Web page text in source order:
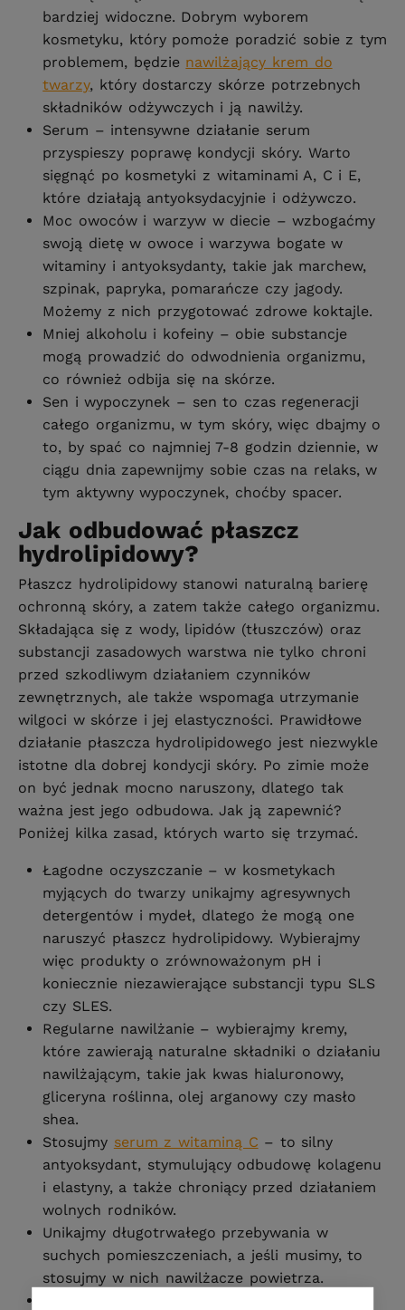
bardziej widoczne. Dobrym wyborem
kosmetyku, który pomoże poradzić sobie z tym
problemem, będzie nawilżający krem do
twarzy, który dostarczy skórze potrzebnych
składników odżywczych i ją nawilży.
Serum – intensywne działanie serum
przyspieszy poprawę kondycji skóry. Warto
sięgnąć po kosmetyki z witaminami A, C i E,
które działają antyoksydacyjnie i odżywczo.
Moc owoców i warzyw w diecie – wzbogaćmy
swoją dietę w owoce i warzywa bogate w
witaminy i antyoksydanty, takie jak marchew,
szpinak, papryka, pomarańcze czy jagody.
Możemy z nich przygotować zdrowe koktajle.
Mniej alkoholu i kofeiny – obie substancje
mogą prowadzić do odwodnienia organizmu,
co również odbija się na skórze.
Sen i wypoczynek – sen to czas regeneracji
całego organizmu, w tym skóry, więc dbajmy o
to, by spać co najmniej 7-8 godzin dziennie, w
ciągu dnia zapewnijmy sobie czas na relaks, w
tym aktywny wypoczynek, choćby spacer.
Jak odbudować płaszcz
hydrolipidowy?
Płaszcz hydrolipidowy stanowi naturalną barierę
ochronną skóry, a zatem także całego organizmu.
Składająca się z wody, lipidów (tłuszczów) oraz
substancji zasadowych warstwa nie tylko chroni
przed szkodliwym działaniem czynników
zewnętrznych, ale także wspomaga utrzymanie
wilgoci w skórze i jej elastyczności. Prawidłowe
działanie płaszcza hydrolipidowego jest niezwykle
istotne dla dobrej kondycji skóry. Po zimie może
on być jednak mocno naruszony, dlatego tak
ważna jest jego odbudowa. Jak ją zapewnić?
Poniżej kilka zasad, których warto się trzymać.
Łagodne oczyszczanie – w kosmetykach
myjących do twarzy unikajmy agresywnych
detergentów i mydeł, dlatego że mogą one
naruszyć płaszcz hydrolipidowy. Wybierajmy
więc produkty o zrównoważonym pH i
koniecznie niezawierające substancji typu SLS
czy SLES.
Regularne nawilżanie – wybierajmy kremy,
które zawierają naturalne składniki o działaniu
nawilżającym, takie jak kwas hialuronowy,
gliceryna roślinna, olej arganowy czy masło
shea.
Stosujmy serum z witaminą C – to silny
antyoksydant, stymulujący odbudowę kolagenu
i elastyny, a także chroniący przed działaniem
wolnych rodników.
Unikajmy długotrwałego przebywania w
suchych pomieszczeniach, a jeśli musimy, to
stosujmy w nich nawilżacze powietrza.